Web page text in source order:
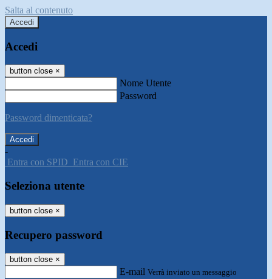
Salta al contenuto
Accedi
Accedi
button close ×
Nome Utente
Password
Password dimenticata?
-
Entra con SPID Entra con CIE
Seleziona utente
button close ×
Recupero password
button close ×
E-mail Verrà inviato un messaggio